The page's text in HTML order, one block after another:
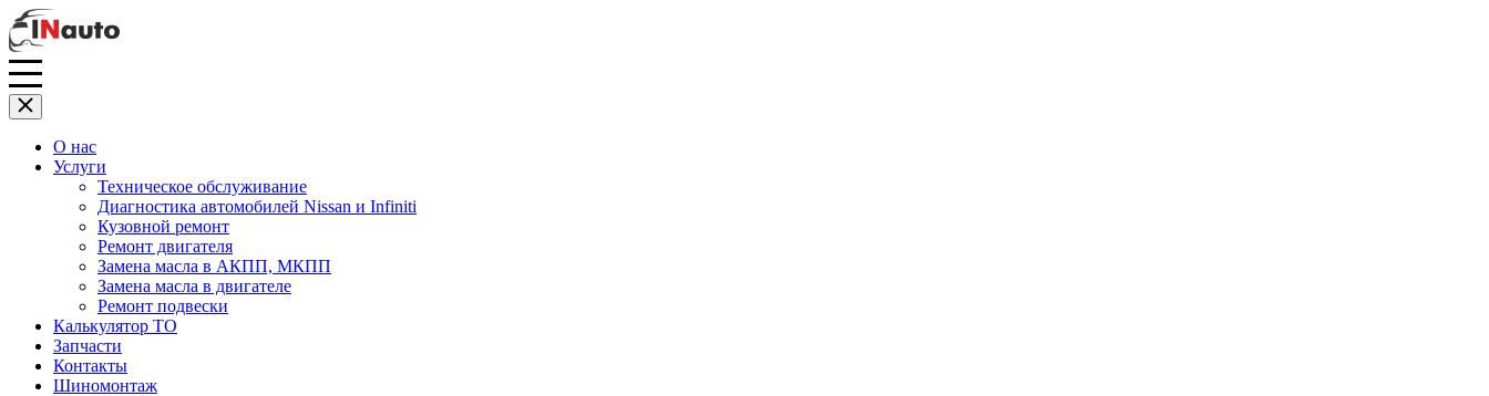
О нас
Услуги
Техническое обслуживание
Диагностика автомобилей Nissan и Infiniti
Кузовной ремонт
Ремонт двигателя
Замена масла в АКПП, МКПП
Замена масла в двигателе
Ремонт подвески
Калькулятор ТО
Запчасти
Контакты
Шиномонтаж